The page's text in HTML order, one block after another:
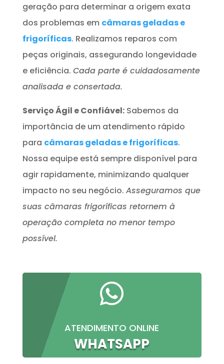
geração para determinar a origem exata
dos problemas em câmaras geladas e
frigoríficas. Realizamos reparos com
peças originais, assegurando longevidade
e eficiência. Cada parte é cuidadosamente
analisada e consertada.
Serviço Ágil e Confiável:Sabemos da
importância de um atendimento rápido
para câmaras geladas e frigoríficas.
Nossa equipe está sempre disponível para
agir rapidamente, minimizando qualquer
impacto no seu negócio. Asseguramos que
suas câmaras frigoríficas retornem à
operação completa no menor tempo
possível.

ATENDIMENTO ONLINE
WHATSAPP